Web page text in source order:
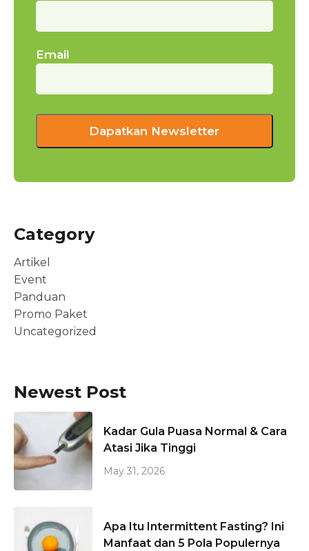
Email
Category
Artikel
Event
Panduan
Promo Paket
Uncategorized
Newest Post
Kadar Gula Puasa Normal & Cara
Atasi Jika Tinggi
May 31, 2026
Apa Itu Intermittent Fasting? Ini
Manfaat dan 5 Pola Populernya